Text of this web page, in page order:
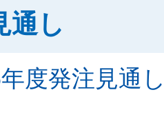
通し
度発注見通